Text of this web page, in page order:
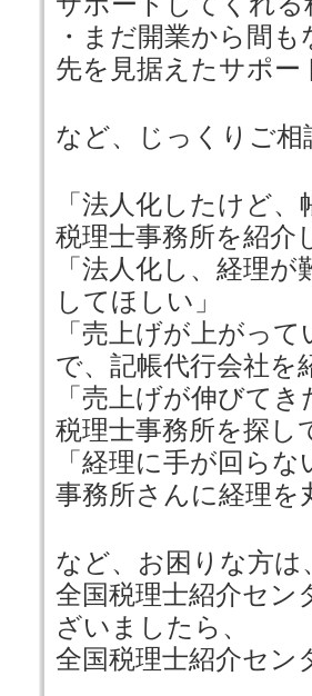
・まだ開業から間
先を見据えたサポ
など、じっくりご相
「法人化したけど
税理士事務所を紹介
「法人化し、経理
してほしい」
「売上げが上がっ
で、記帳代行会社を
「売上げが伸びて
税理士事務所を探し
「経理に手が回ら
事務所さんに経理を
など、お困りな方
全国税理士紹介セン
ざいましたら、
全国税理士紹介セン